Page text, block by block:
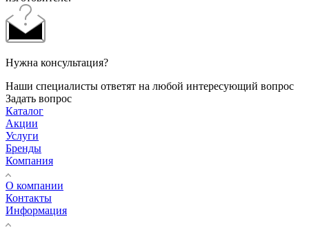
Нужна консультация?
Наши специалисты ответят на любой интересующий вопрос
Задать вопрос
Каталог
Акции
Услуги
Бренды
Компания
О компании
Контакты
Информация